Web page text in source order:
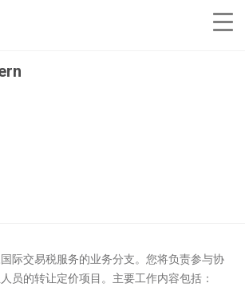
际交易税服务的业务分支。您将负责参与协
员的转让定价项目。主要工作内容包括：